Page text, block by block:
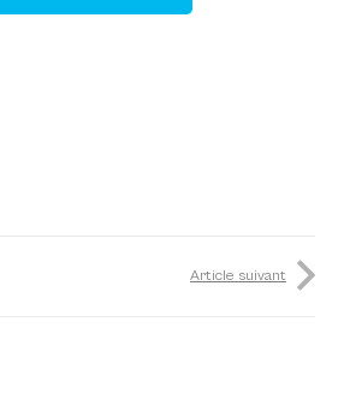
Article suivant